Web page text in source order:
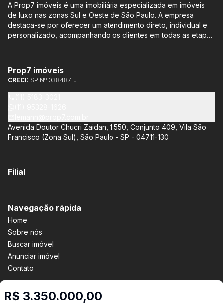
R$ 3.350.000,00
A Prop7 imóveis é uma imobiliária especializada em imóveis
de luxo nas zonas Sul e Oeste de São Paulo. A empresa
destaca-se por oferecer um atendimento direto, individual e
personalizado, acompanhando os clientes em todas as etapas
Lemann Imóveis, destaca-se o Isla by Cyrela, localizado em
Santo Amaro, que oferece apartamentos de 113 m² e 136 m²,
com opções de 3 ou 4 quartos e até 3 suítes. Esses imóveis
estão situados próximos ao Metrô e à Marginal Pinheiros,
Prop7 imóveis
CRECI: SP Nº 038487-J
Avenida Doutor Chucri Zaidan, 1.550, Conjunto 409, Vila São
Francisco (Zona Sul), São Paulo - SP - 04711-130
Filial
Navegação rápida
Home
Sobre nós
Buscar imóvel
Anunciar imóvel
Contato